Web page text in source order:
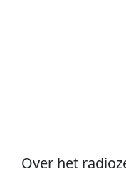
Over het